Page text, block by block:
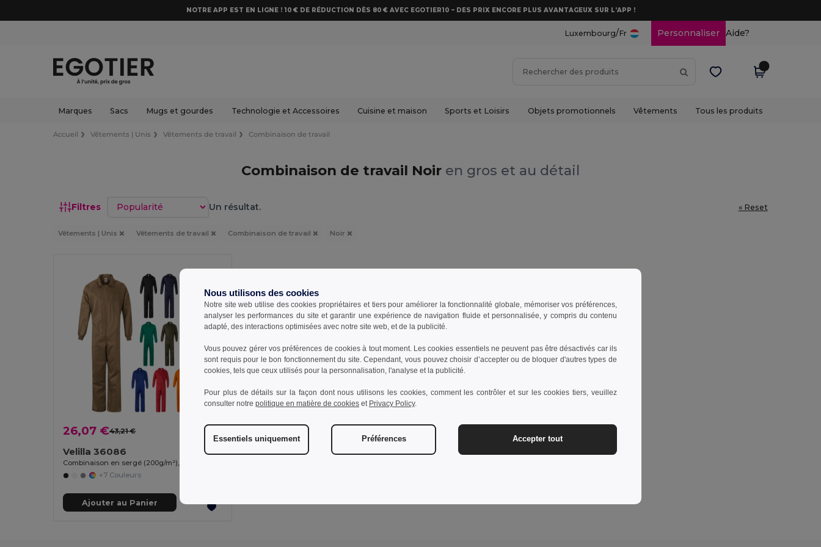
NOTRE APP EST EN LIGNE ! 10 € DE RÉDUCTION DÈS 80 € AVEC EGOTIER10 – DES PRIX ENCORE PLUS AVANTAGEUX SUR L’APP !
Luxembourg/Fr Personnaliser Aide?
Marques Sacs Mugs et gourdes Technologie et Accessoires Cuisine et maison Sports et Loisirs Objets promotionnels Vêtements Tous les produits
Accueil Vêtements | Unis Vêtements de travail Combinaison de travail
Combinaison de travail Noir en gros et au détail
Filtres Trier par Un résultat. « Reset
Vêtements | Unis Vêtements de travail Combinaison de travail Noir
26,07 €43,21 € -40%
Velilla 36086
+7 Couleurs
Ajouter au Panier
Nous utilisons des cookies
Notre site web utilise des cookies propriétaires et tiers pour améliorer la fonctionnalité globale, mémoriser vos préférences,
analyser les performances du site et garantir une expérience de navigation fluide et personnalisée, y compris du contenu
adapté, des interactions optimisées avec notre site web, et de la publicité.
Vous pouvez gérer vos préférences de cookies à tout moment. Les cookies essentiels ne peuvent pas être désactivés car ils
sont requis pour le bon fonctionnement du site. Cependant, vous pouvez choisir d’accepter ou de bloquer d'autres types de
cookies, tels que ceux utilisés pour la personnalisation, l'analyse et la publicité.
Pour plus de détails sur la façon dont nous utilisons les cookies, comment les contrôler et sur les cookies tiers, veuillez
consulter notre politique en matière de cookies et Privacy Policy.
Essentiels uniquement Préférences Accepter tout